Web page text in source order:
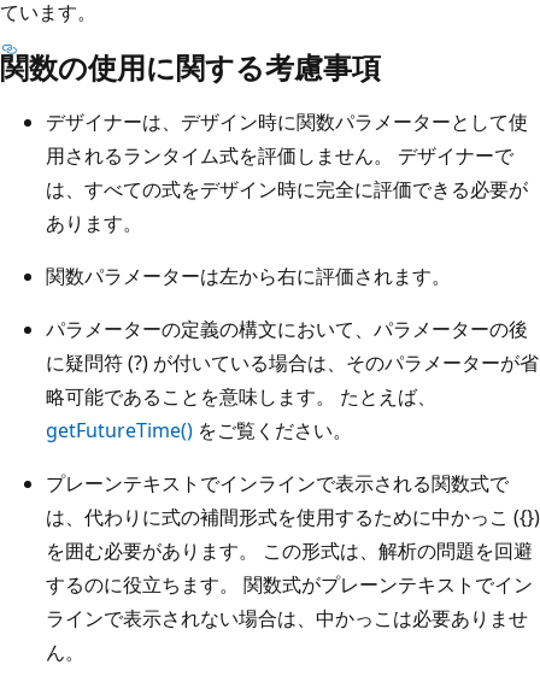
ています。
関数の使用に関する考慮事項
デザイナーは、デザイン時に関数パラメーターとして使
用されるランタイム式を評価しません。 デザイナーで
は、すべての式をデザイン時に完全に評価できる必要が
あります。
関数パラメーターは左から右に評価されます。
パラメーターの定義の構文において、パラメーターの後
に疑問符 (?) が付いている場合は、そのパラメーターが省
略可能であることを意味します。 たとえば、
getFutureTime() をご覧ください。
プレーンテキストでインラインで表示される関数式で
は、代わりに式の補間形式を使用するために中かっこ ({})
を囲む必要があります。 この形式は、解析の問題を回避
するのに役立ちます。 関数式がプレーンテキストでイン
ラインで表示されない場合は、中かっこは必要ありませ
ん。